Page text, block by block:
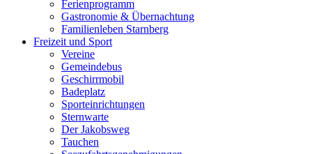
Ferienprogramm
Gastronomie & Übernachtung
Familienleben Starnberg
Freizeit und Sport
Vereine
Gemeindebus
Geschirrmobil
Badeplatz
Sporteinrichtungen
Sternwarte
Der Jakobsweg
Tauchen